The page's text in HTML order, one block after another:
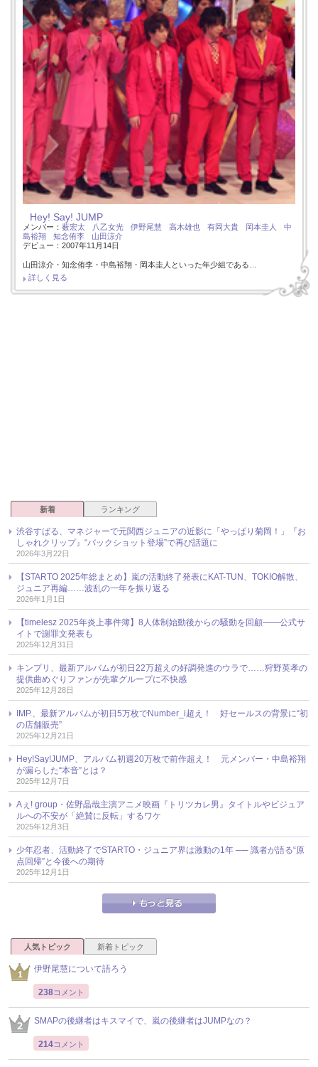
Hey! Say! JUMP
メンバー： 薮宏太 八乙女光 伊野尾慧 高木雄也 有岡大貴 岡本圭人
中
島裕翔
知念侑李
山田涼介
デビュー：2007年11月14日
山田涼介・知念侑李・中島裕翔・岡本圭人といった年少組である…
詳しく見る
新着 ランキング
渋谷すばる、マネジャーで元関西ジュニアの近影に「やっぱり菊岡！」『お
しゃれクリップ』“バックショット登場”で再び話題に
2026年3月22日
【STARTO 2025年総まとめ】嵐の活動終了発表にKAT-TUN、TOKIO解散、
ジュニア再編……波乱の一年を振り返る
2026年1月1日
【timelesz 2025年炎上事件簿】8人体制始動後からの騒動を回顧――公式サ
イトで謝罪文発表も
2025年12月31日
キンプリ、最新アルバムが初日22万超えの好調発進のウラで……狩野英孝の
提供曲めぐりファンが先輩グループに不快感
2025年12月28日
IMP.、最新アルバムが初日5万枚でNumber_i超え！ 好セールスの背景に“初
の店舗販売”
2025年12月21日
Hey!Say!JUMP、アルバム初週20万枚で前作超え！ 元メンバー・中島裕翔
が漏らした“本音”とは？
2025年12月7日
Aぇ! group・佐野晶哉主演アニメ映画『トリツカレ男』タイトルやビジュア
ルへの不安が「絶賛に反転」するワケ
2025年12月3日
少年忍者、活動終了でSTARTO・ジュニア界は激動の1年 ── 識者が語る“原
点回帰”と今後への期待
2025年12月1日
人気トピック 新着トピック
伊野尾慧について語ろう
238コメント
SMAPの後継者はキスマイで、嵐の後継者はJUMPなの？
214コメント